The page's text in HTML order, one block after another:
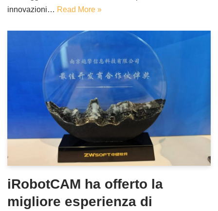
innovazioni… Read More »
iRobotCAM ha offerto la
migliore esperienza di